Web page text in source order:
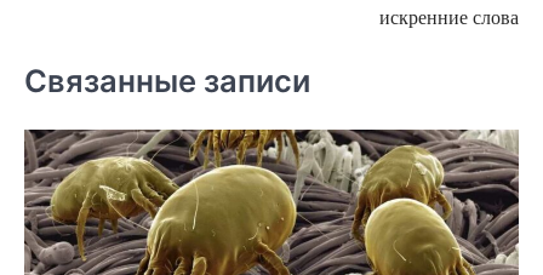
искренние слова
Связанные записи